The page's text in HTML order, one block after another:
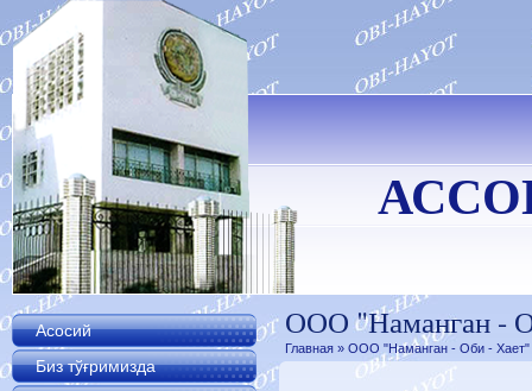
Асосий
Биз тўғримизда
ООО "Наманган -
Главная » ООО "Наманган - Оби - Хает"